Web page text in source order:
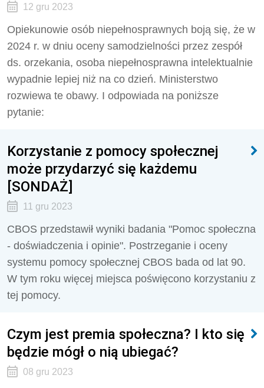
12 gru 2023
Opiekunowie osób niepełnosprawnych boją się, że w
2024 r. w dniu oceny samodzielności przez zespół
ds. orzekania, osoba niepełnosprawna intelektualnie
wypadnie lepiej niż na co dzień. Ministerstwo
rozwiewa te obawy. I odpowiada na poniższe
pytanie:
Korzystanie z pomocy społecznej
może przydarzyć się każdemu
[SONDAŻ]
11 gru 2023
CBOS przedstawił wyniki badania "Pomoc społeczna
- doświadczenia i opinie". Postrzeganie i oceny
systemu pomocy społecznej CBOS bada od lat 90.
W tym roku więcej miejsca poświęcono korzystaniu z
tej pomocy.
Czym jest premia społeczna? I kto się
będzie mógł o nią ubiegać?
08 gru 2023